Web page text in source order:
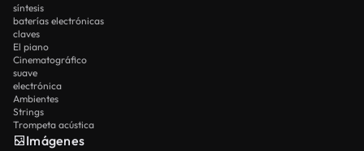
síntesis
baterías electrónicas
claves
El piano
Cinematográfico
suave
electrónica
Ambientes
Strings
Trompeta acústica
Imágenes